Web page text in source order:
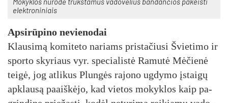
elekt­ro­ni­niais
Ap­si­rū­pi­no ne­vie­no­dai
Klau­si­mą ko­mi­te­to na­riams pri­sta­čiu­si Švie­ti­mo ir
spor­to sky­riaus vyr. spe­cia­lis­tė Ra­mu­tė Mė­čie­nė
tei­gė, jog at­li­kus Plun­gės ra­jo­no ug­dy­mo įstai­gų
ap­klau­są paaiš­kė­jo, kad vie­tos mo­kyk­los kaip pa­